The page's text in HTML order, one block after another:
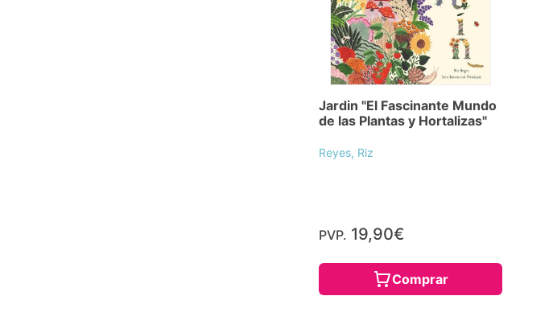
Jardin "El Fascinante Mundo
de las Plantas y Hortalizas"
Reyes, Riz
PVP. 19,90€
Comprar